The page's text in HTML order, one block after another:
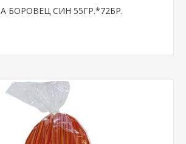
БОРОВЕЦ СИН 55ГР.*72БР.